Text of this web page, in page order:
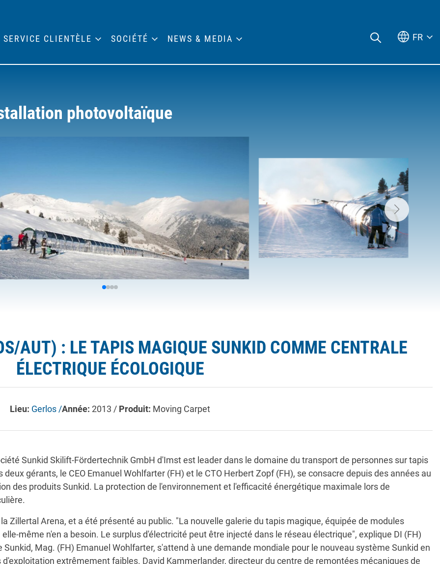
photovoltaïque
AUT) : LE TAPIS MAGIQUE SUNKID COMME CENTRALE
ÉLECTRIQUE ÉCOLOGIQUE
Lieu: Gerlos /Année: 2013 / Produit: Moving Carpet
Sunkid Skilift-Fördertechnik GmbH d'Imst est leader dans le domaine du transport de personnes sur tapis
gérants, le CEO Emanuel Wohlfarter (FH) et le CTO Herbert Zopf (FH), se consacre depuis des années au
des produits Sunkid. La protection de l'environnement et l'efficacité énergétique maximale lors de
Zillertal Arena, et a été présenté au public. "La nouvelle galerie du tapis magique, équipée de modules
même n'en a besoin. Le surplus d'électricité peut être injecté dans le réseau électrique", explique DI (FH)
Mag. (FH) Emanuel Wohlfarter, s'attend à une demande mondiale pour le nouveau système Sunkid en
extrêmement faibles. David Kammerlander, directeur du centre de remontées mécaniques de
SERVICE CLIENTÈLE SOCIÉTÉ NEWS & MEDIA FR